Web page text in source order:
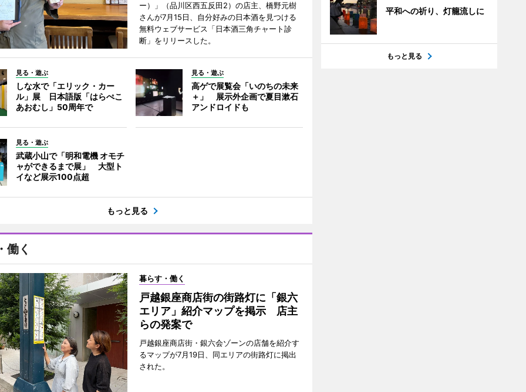
ー）」（品川区西五反田2）の店主、橋野元樹
さんが7月15日、自分好みの日本酒を見つける
無料ウェブサービス「日本酒三角チャート診
断」をリリースした。
見る・遊ぶ
しな水で「エリック・カー
ル」展 日本語版「はらぺこ
あおむし」50周年で
見る・遊ぶ
高ゲで展覧会「いのちの未来
＋」 展示外企画で夏目漱石
アンドロイドも
見る・遊ぶ
武蔵小山で「明和電機 オモチ
ャができるまで展」 大型ト
イなど展示100点超
もっと見る
働く
暮らす・働く
戸越銀座商店街の街路灯に「銀六
エリア」紹介マップを掲示 店主
らの発案で
戸越銀座商店街・銀六会ゾーンの店舗を紹介す
るマップが7月19日、同エリアの街路灯に掲出
された。
平和への祈り、灯籠流しに
もっと見る